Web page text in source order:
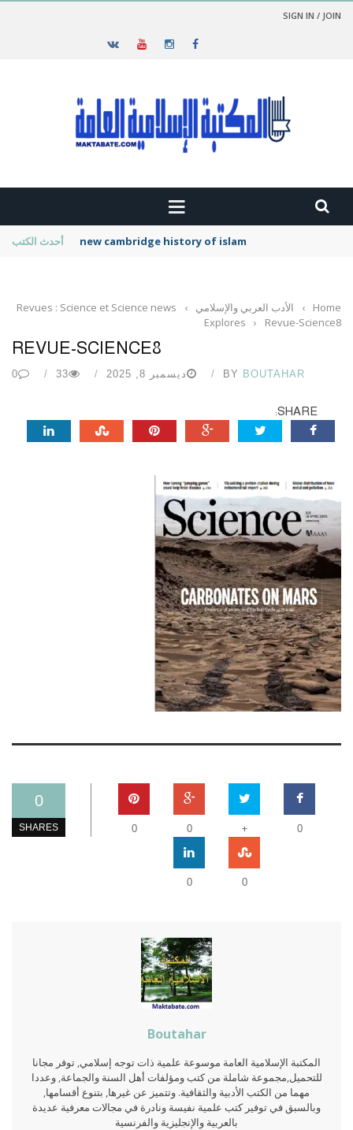
SIGN IN / JOIN
أحدث الكتب Islam Civilisation
Home
› الأدب العربي والإسلامي ›
Revues : Science et Science news
Explores
› Revue-Science8
REVUE-SCIENCE8
BY BOUTAHAR ديسمبر 8, 2025 33
0
SHARE:
0
SHARES 0
+
0
0
0
0
Boutahar
المكتبة الإسلامية العامة موسوعة علمية ذات توجه إسلامي, توفر مجانا
للتحميل,مجموعة شاملة من كتب ومؤلفات أهل السنة والجماعة, وعددا
مهما من الكتب الأدبية والثقافية. وتتميز عن غيرها, بتنوع أقسامها,
وبالسبق في توفير كتب علمية نفيسة ونادرة في مجالات معرفية عديدة
بالعربية والإنجليزية والفرنسية